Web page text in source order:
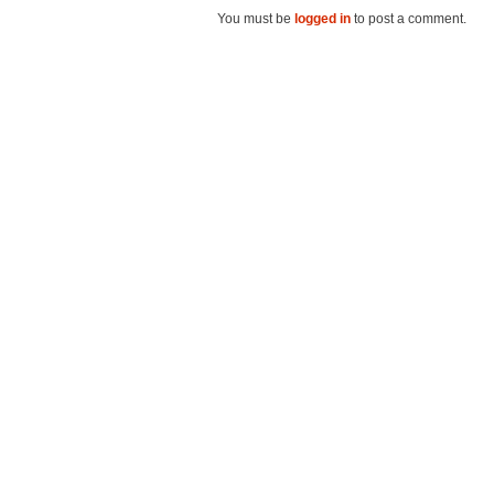
You must be logged in to post a comment.